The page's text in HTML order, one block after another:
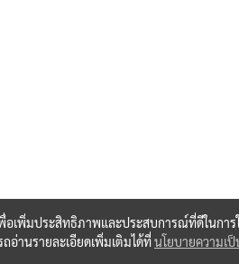
อเพิ่มประสิทธิภาพและประสบการณ์ที่ดีในการ
อ่านรายละเอียดเพิ่มเติมได้ที่นโยบายความเ